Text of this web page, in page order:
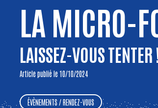
LA MICRO-
LAISSEZ-VOUS TENTER
Article publié le 10/10/2024
ÉVÈNEMENTS / RENDEZ-VOUS